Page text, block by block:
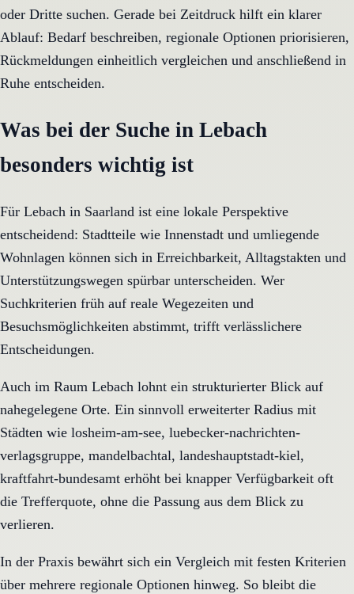
oder Dritte suchen. Gerade bei Zeitdruck hilft ein klarer
Ablauf: Bedarf beschreiben, regionale Optionen priorisieren,
Rückmeldungen einheitlich vergleichen und anschließend in
Ruhe entscheiden.
Was bei der Suche in Lebach
besonders wichtig ist
Für Lebach in Saarland ist eine lokale Perspektive
entscheidend: Stadtteile wie Innenstadt und umliegende
Wohnlagen können sich in Erreichbarkeit, Alltagstakten und
Unterstützungswegen spürbar unterscheiden. Wer
Suchkriterien früh auf reale Wegezeiten und
Besuchsmöglichkeiten abstimmt, trifft verlässlichere
Entscheidungen.
Auch im Raum Lebach lohnt ein strukturierter Blick auf
nahegelegene Orte. Ein sinnvoll erweiterter Radius mit
Städten wie losheim-am-see, luebecker-nachrichten-
verlagsgruppe, mandelbachtal, landeshauptstadt-kiel,
kraftfahrt-bundesamt erhöht bei knapper Verfügbarkeit oft
die Trefferquote, ohne die Passung aus dem Blick zu
verlieren.
In der Praxis bewährt sich ein Vergleich mit festen Kriterien
über mehrere regionale Optionen hinweg. So bleibt die